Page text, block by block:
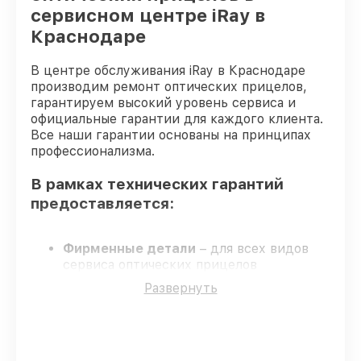
прицела iRay
сервисном центре iRay в
Краснодаре
В центре обслуживания iRay в Краснодаре
производим ремонт оптических прицелов,
гарантируем высокий уровень сервиса и
официальные гарантии для каждого клиента.
Все наши гарантии основаны на принципах
профессионализма.
В рамках технических гарантий
предоставляется:
Фирменные детали – для всех видов
сервиса оптических прицелов
применяются только оригинальные
Развернуть